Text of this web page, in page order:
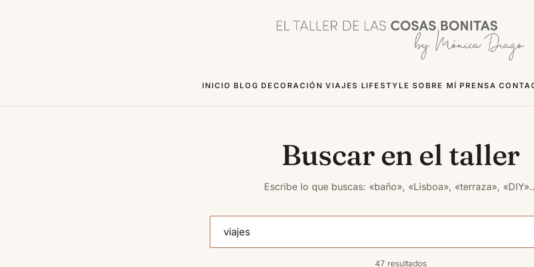
INICIO BLOG DECORACIÓN VIAJES LIFESTYLE SOBRE MÍ PRENSA
Buscar en el taller
Escribe lo que buscas: «baño», «Lisboa», «terraza»,
47 resultados